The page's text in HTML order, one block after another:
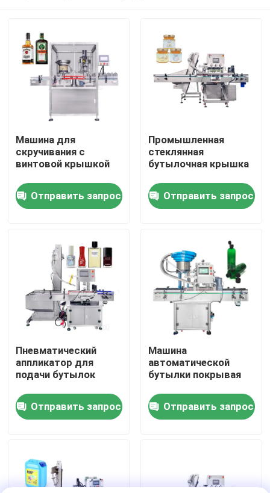
Дом
Продукты
Путешествие фабрики
Проверка качества
Свяжитесь мы
Новости
автоматическая машина для прикрепления
Машина для
скручивания с
винтовой крышкой
Отправить запрос
Промышленная
стеклянная
бутылочная крышка
Отправить запрос
Пневматический
аппликатор для
подачи бутылок
Отправить запрос
Машина
автоматической
бутылки покрывая
Отправить запрос